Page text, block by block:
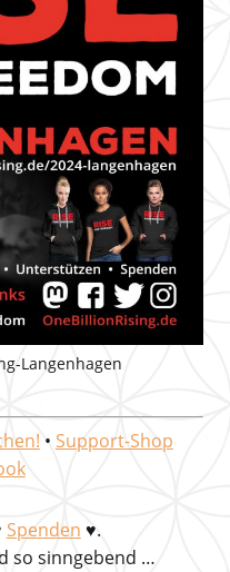
Langenhagen
• Support-Shop
Spenden ♥.
so sinngebend …